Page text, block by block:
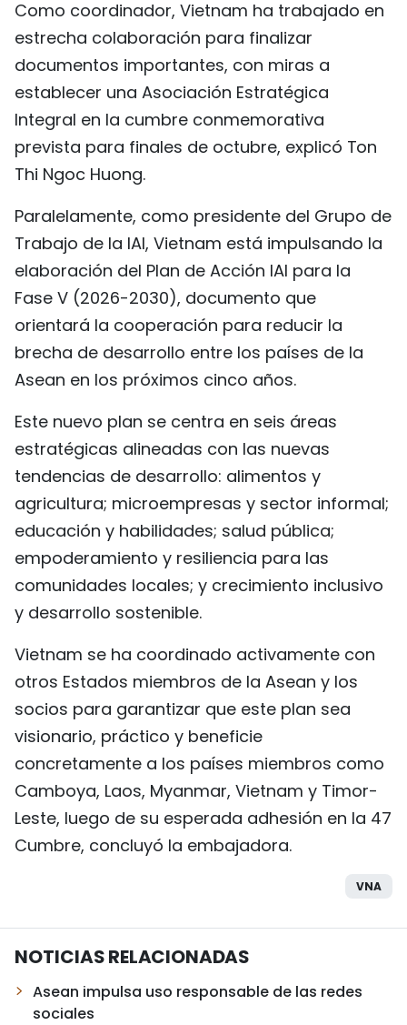
Como coordinador, Vietnam ha trabajado en
estrecha colaboración para finalizar
documentos importantes, con miras a
establecer una Asociación Estratégica
Integral en la cumbre conmemorativa
prevista para finales de octubre, explicó Ton
Thi Ngoc Huong.
Paralelamente, como presidente del Grupo de
Trabajo de la IAI, Vietnam está impulsando la
elaboración del Plan de Acción IAI para la
Fase V (2026-2030), documento que
orientará la cooperación para reducir la
brecha de desarrollo entre los países de la
Asean en los próximos cinco años.
Este nuevo plan se centra en seis áreas
estratégicas alineadas con las nuevas
tendencias de desarrollo: alimentos y
agricultura; microempresas y sector informal;
educación y habilidades; salud pública;
empoderamiento y resiliencia para las
comunidades locales; y crecimiento inclusivo
y desarrollo sostenible.
Vietnam se ha coordinado activamente con
otros Estados miembros de la Asean y los
socios para garantizar que este plan sea
visionario, práctico y beneficie
concretamente a los países miembros como
Camboya, Laos, Myanmar, Vietnam y Timor-
Leste, luego de su esperada adhesión en la 47
Cumbre, concluyó la embajadora.
VNA
NOTICIAS RELACIONADAS
Asean impulsa uso responsable de las redes
sociales